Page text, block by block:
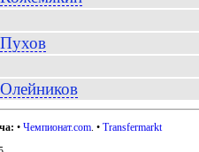
Пухов
Олейников
•Чемпионат.com. •Transfermarkt